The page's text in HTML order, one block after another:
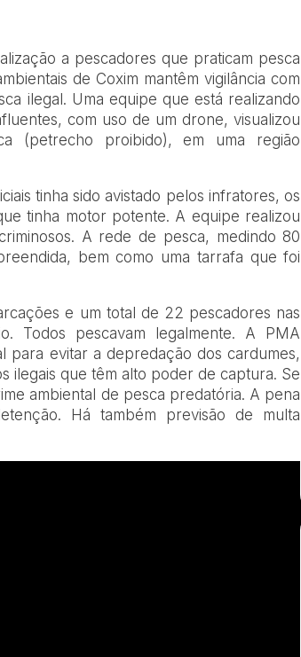
a pescadores que praticam pesca
de Coxim mantêm vigilância com
ilegal. Uma equipe que está realizando
com uso de um drone, visualizou
(petrecho proibido), em uma região
tinha sido avistado pelos infratores, os
tinha motor potente. A equipe realizou
A rede de pesca, medindo 80
bem como uma tarrafa que foi
e um total de 22 pescadores nas
Todos pescavam legalmente. A PMA
para evitar a depredação dos cardumes,
ilegais que têm alto poder de captura. Se
ambiental de pesca predatória. A pena
Há também previsão de multa